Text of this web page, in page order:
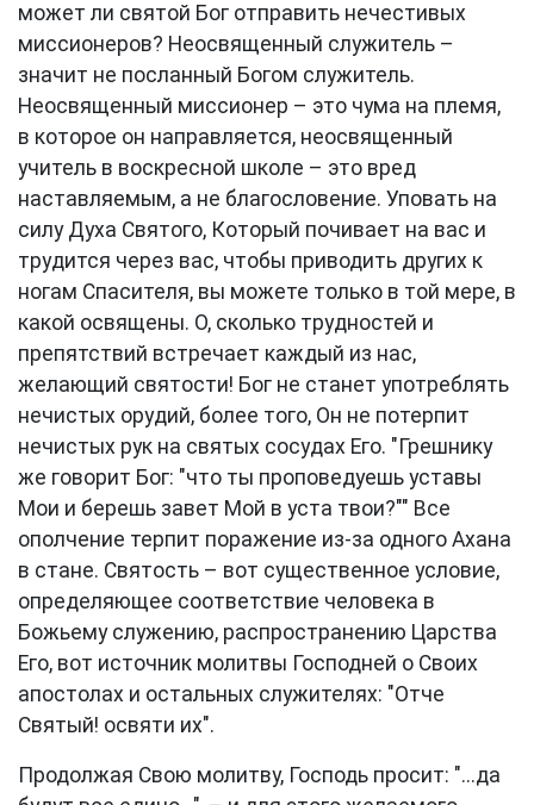
может ли святой Бог отправить нечестивых
миссионеров? Неосвященный служитель –
значит не посланный Богом служитель.
Неосвященный миссионер – это чума на племя,
в которое он направляется, неосвященный
учитель в воскресной школе – это вред
наставляемым, а не благословение. Уповать на
силу Духа Святого, Который почивает на вас и
трудится через вас, чтобы приводить других к
ногам Спасителя, вы можете только в той мере, в
какой освящены. О, сколько трудностей и
препятствий встречает каждый из нас,
желающий святости! Бог не станет употреблять
нечистых орудий, более того, Он не потерпит
нечистых рук на святых сосудах Его. "Грешнику
же говорит Бог: "что ты проповедуешь уставы
Мои и берешь завет Мой в уста твои?"" Все
ополчение терпит поражение из-за одного Ахана
в стане. Святость – вот существенное условие,
определяющее соответствие человека в
Божьему служению, распространению Царства
Его, вот источник молитвы Господней о Своих
апостолах и остальных служителях: "Отче
Святый! освяти их".
Продолжая Свою молитву, Господь просит: "...да